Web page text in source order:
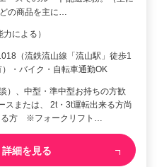
の商品を主に…
による）
（流鉄流山線「流山駅」徒歩1
・バイク・自転車通勤OK
）、中型・準中型お持ちの方歓
または、 2t・3t運転出来る方尚
る方 ※フォークリフト…
詳細を見る